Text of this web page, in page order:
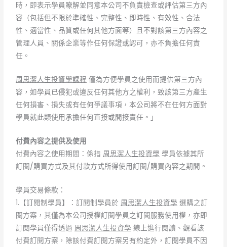
時，即表示學員瞭解並同意本公司不負責檢查或評估第三方內
容（包括但不限於準確性、完整性、即時性、有效性、合法
性、適當性、品質或任何其他方面等）且不對該第三方內容之
管理人員、關係企業等作任何保證或認可，亦不負擔任何責
任。
周思潔人生投資學課程 僅為方便學員之使用而提供第三方內
容，如學員已侵犯或違反任何其他方之權利，致該第三方產生
任何損害、損失或有任何爭議事項，本公司將不在任何方面對
學員就此類使用承擔任何直接或間接責任。」
付費內容之提供及使用
付費內容之使用期間：係指 周思潔人生投資學 學員依據其所
訂閱/購買方式及其付款方式所得使用訂閱/購買內容之期間。
學員交易條款：
1.【訂閱制學員】：訂閱制學員於 周思潔人生投資學 選購之訂
閱方案，其僅為本公司授權訂閱學員之訂閱服務使用權，亦即
訂閱學員僅得透過 周思潔人生投資學 線上進行閱讀、觀看該
付費訂閱方案，除該付費訂閱方案另有約定外，訂閱學員不因